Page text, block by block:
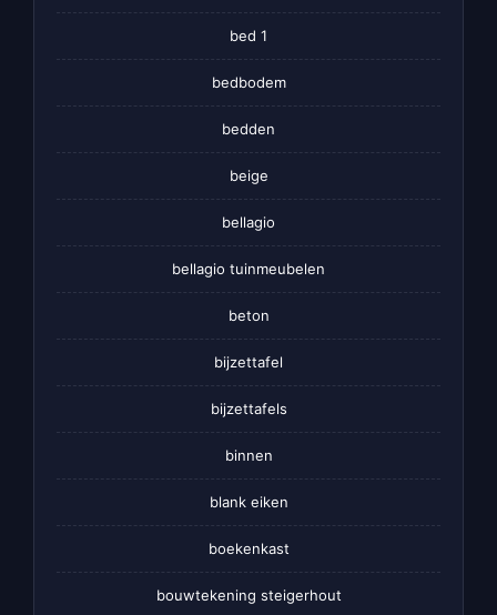
bed 1
bedbodem
bedden
beige
bellagio
bellagio tuinmeubelen
beton
bijzettafel
bijzettafels
binnen
blank eiken
boekenkast
bouwtekening steigerhout